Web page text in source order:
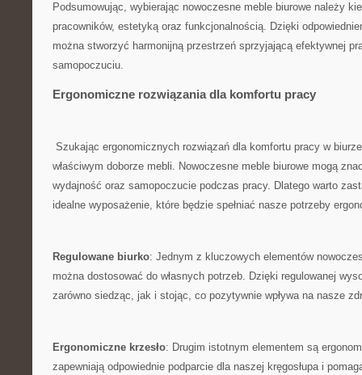
Podsumowując, wybierając nowoczesne meble biurowe należy
pracowników, estetyką oraz funkcjonalnością. Dzięki
można​ stworzyć harmonijną przestrzeń ⁤sprzyjającą efektywnej
samopoczuciu.
Ergonomiczne rozwiązania dla komfortu pracy
Szukając ergonomicznych rozwiązań dla komfortu pracy w​
właściwym doborze mebli. Nowoczesne meble biurowe mogą
wydajność oraz samopoczucie podczas pracy. Dlatego warto
idealne wyposażenie, które będzie spełniać nasze potrzeby
Regulowane biurko: Jednym z ⁢kluczowych elementów
można dostosować do własnych‌ potrzeb. Dzięki regulowanej
zarówno siedząc,⁣ jak i stojąc,​ co pozytywnie⁤ wpływa na‌ nasze
Ergonomiczne krzesło: Drugim istotnym elementem⁣ są
zapewniają odpowiednie podparcie​ dla naszej kręgosłupa i